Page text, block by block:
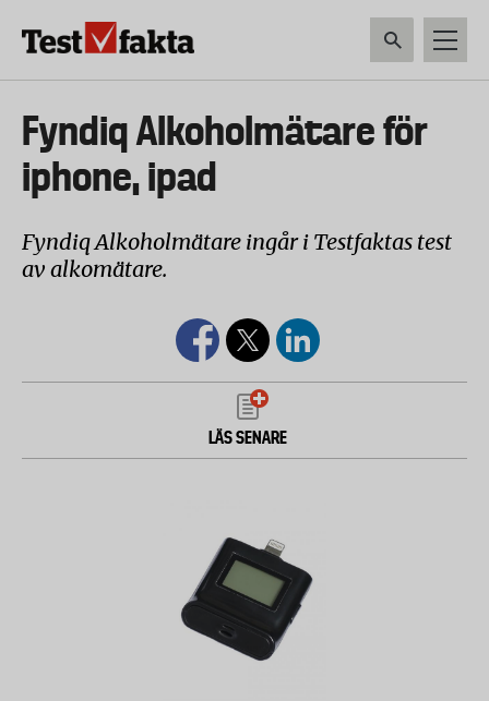
Huvudmeny
ny
Fyndiq Alkoholmätare för
iphone, ipad
Fyndiq Alkoholmätare ingår i Testfaktas test
av alkomätare.
LÄS SENARE